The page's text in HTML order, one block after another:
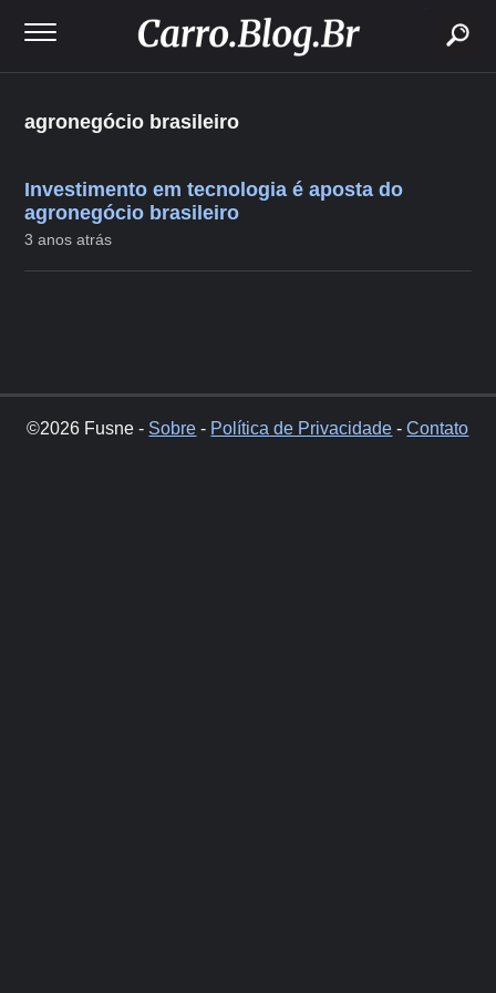
agronegócio brasileiro
Investimento em tecnologia é aposta do
agronegócio brasileiro
3 anos atrás
©2026 Fusne - Sobre - Política de Privacidade -Contato